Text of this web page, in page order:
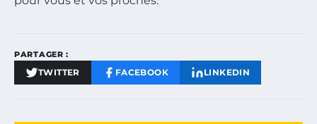
PARTAGER :
TWITTER FACEBOOK LINKEDIN